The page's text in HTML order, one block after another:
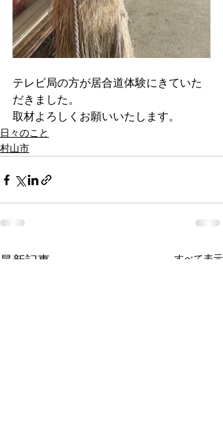
テレビ局の方が居合道体験にきていた
だきました。
取材よろしくお願いいたします。
日々のこと
村山市
最新記事 すべて表示